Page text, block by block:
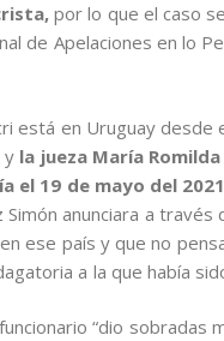
por lo que el caso
de Apelaciones en lo
está en Uruguay desde
y la jueza María
el 19 de mayo del
anunciara a través
ese país y que no
a la que había
“dio sobradas